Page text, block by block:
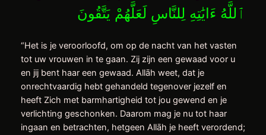
ٱللَّهُ ءَايَٰتِهِ لِلنَّاسِ لَعَلَّهُمْ يَتَّقُونَ
“Het is je veroorloofd, om op de nacht van het vasten
tot uw vrouwen in te gaan. Zij zijn een gewaad voor u
en jij bent haar een gewaad. Allāh weet, dat je
onrechtvaardig hebt gehandeld tegenover jezelf en
heeft Zich met barmhartigheid tot jou gewend en je
verlichting geschonken. Daarom mag je nu tot haar
ingaan en betrachten, hetgeen Allāh je heeft verordend;